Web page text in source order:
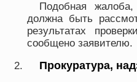
Подобная
должна быть
результатах
сообщено заявителю.
Прокуратура,